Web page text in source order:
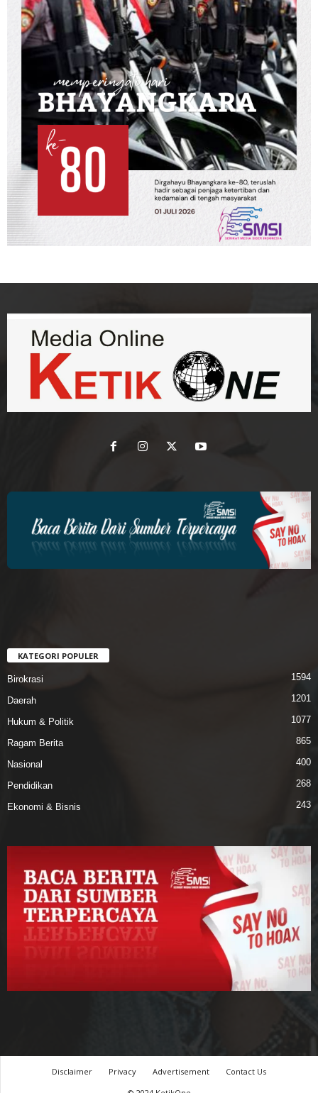
KATEGORI POPULER
Birokrasi 1594
Daerah 1201
Hukum & Politik 1077
Ragam Berita 865
Nasional 400
Pendidikan 268
Ekonomi & Bisnis 243
Disclaimer Privacy Advertisement
Contact Us